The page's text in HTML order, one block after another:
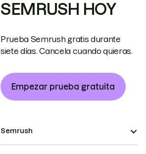
SEMRUSH HOY
Prueba Semrush gratis durante
siete días. Cancela cuando quieras.
Empezar prueba gratuita
Semrush